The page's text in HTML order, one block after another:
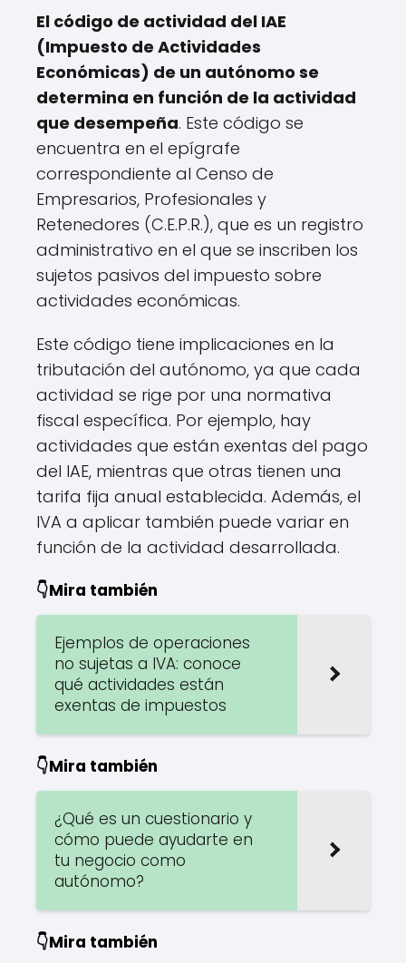
El código de actividad del IAE
(Impuesto de Actividades
Económicas) de un autónomo se
determina en función de la actividad
que desempeña. Este código se
encuentra en el epígrafe
correspondiente al Censo de
Empresarios, Profesionales y
Retenedores (C.E.P.R.), que es un registro
administrativo en el que se inscriben los
sujetos pasivos del impuesto sobre
actividades económicas.
Este código tiene implicaciones en la
tributación del autónomo, ya que cada
actividad se rige por una normativa
fiscal específica. Por ejemplo, hay
actividades que están exentas del pago
del IAE, mientras que otras tienen una
tarifa fija anual establecida. Además, el
IVA a aplicar también puede variar en
función de la actividad desarrollada.
👇Mira también
Ejemplos de operaciones
no sujetas a IVA: conoce
qué actividades están
exentas de impuestos
👇Mira también
¿Qué es un cuestionario y
cómo puede ayudarte en
tu negocio como
autónomo?
👇Mira también